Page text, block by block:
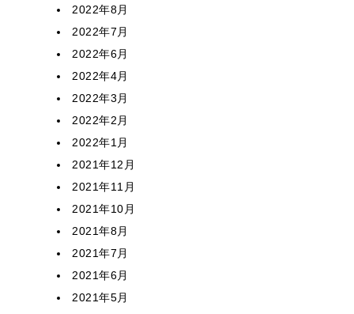
2022年8月
2022年7月
2022年6月
2022年4月
2022年3月
2022年2月
2022年1月
2021年12月
2021年11月
2021年10月
2021年8月
2021年7月
2021年6月
2021年5月